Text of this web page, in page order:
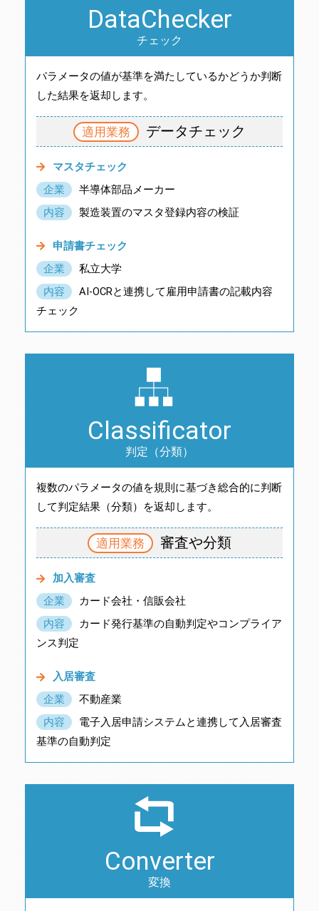
DataChecker
チェック
パラメータの値が基準を満たしているかどうか判断
した結果を返却します。
適用業務 データチェック
マスタチェック
企業
半導体部品メーカー
内容
製造装置のマスタ登録内容の検証
申請書チェック
企業
私立大学
内容
AI-OCRと連携して雇用申請書の記載内容
チェック
Classificator
判定（分類）
複数のパラメータの値を規則に基づき総合的に判断
して判定結果（分類）を返却します。
適用業務 審査や分類
加入審査
企業
カード会社・信販会社
内容
カード発行基準の自動判定やコンプライア
ンス判定
入居審査
企業
不動産業
内容
電子入居申請システムと連携して入居審査
基準の自動判定
Converter
変換